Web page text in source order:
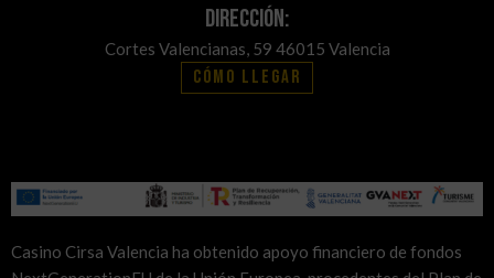
Dirección:
Cortes Valencianas, 59 46015 Valencia
Cómo llegar
Casino Cirsa Valencia ha obtenido apoyo financiero de fondos